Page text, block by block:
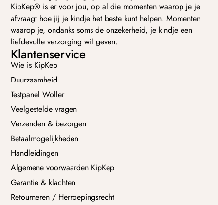
KipKep® is er voor jou, op al die momenten waarop je je
afvraagt hoe jij je kindje het beste kunt helpen. Momenten
waarop je, ondanks soms de onzekerheid, je kindje een
liefdevolle verzorging wil geven.
Klantenservice
Wie is KipKep
Duurzaamheid
Testpanel Woller
Veelgestelde vragen
Verzenden & bezorgen
Betaalmogelijkheden
Handleidingen
Algemene voorwaarden KipKep
Garantie & klachten
Retourneren / Herroepingsrecht